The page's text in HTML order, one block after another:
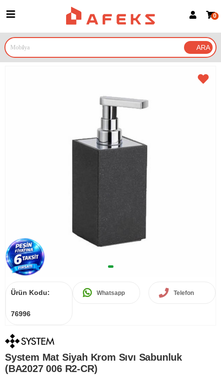
Google İle Bağlan
0
Ürün Kodu:
76996
Whatsapp Telefon
System Mat Siyah Krom Sıvı Sabunluk
(BA2027 006 R2-CR)